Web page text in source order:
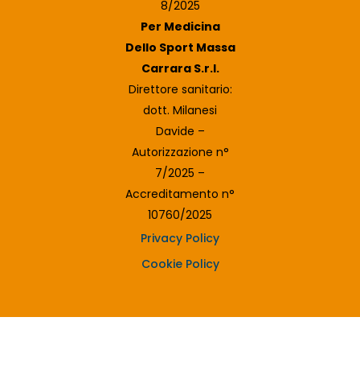
8/2025
Per Medicina
Dello Sport Massa
Carrara S.r.l.
Direttore sanitario:
dott. Milanesi
Davide –
Autorizzazione n°
7/2025 –
Accreditamento n°
10760/2025
Privacy Policy
Cookie Policy